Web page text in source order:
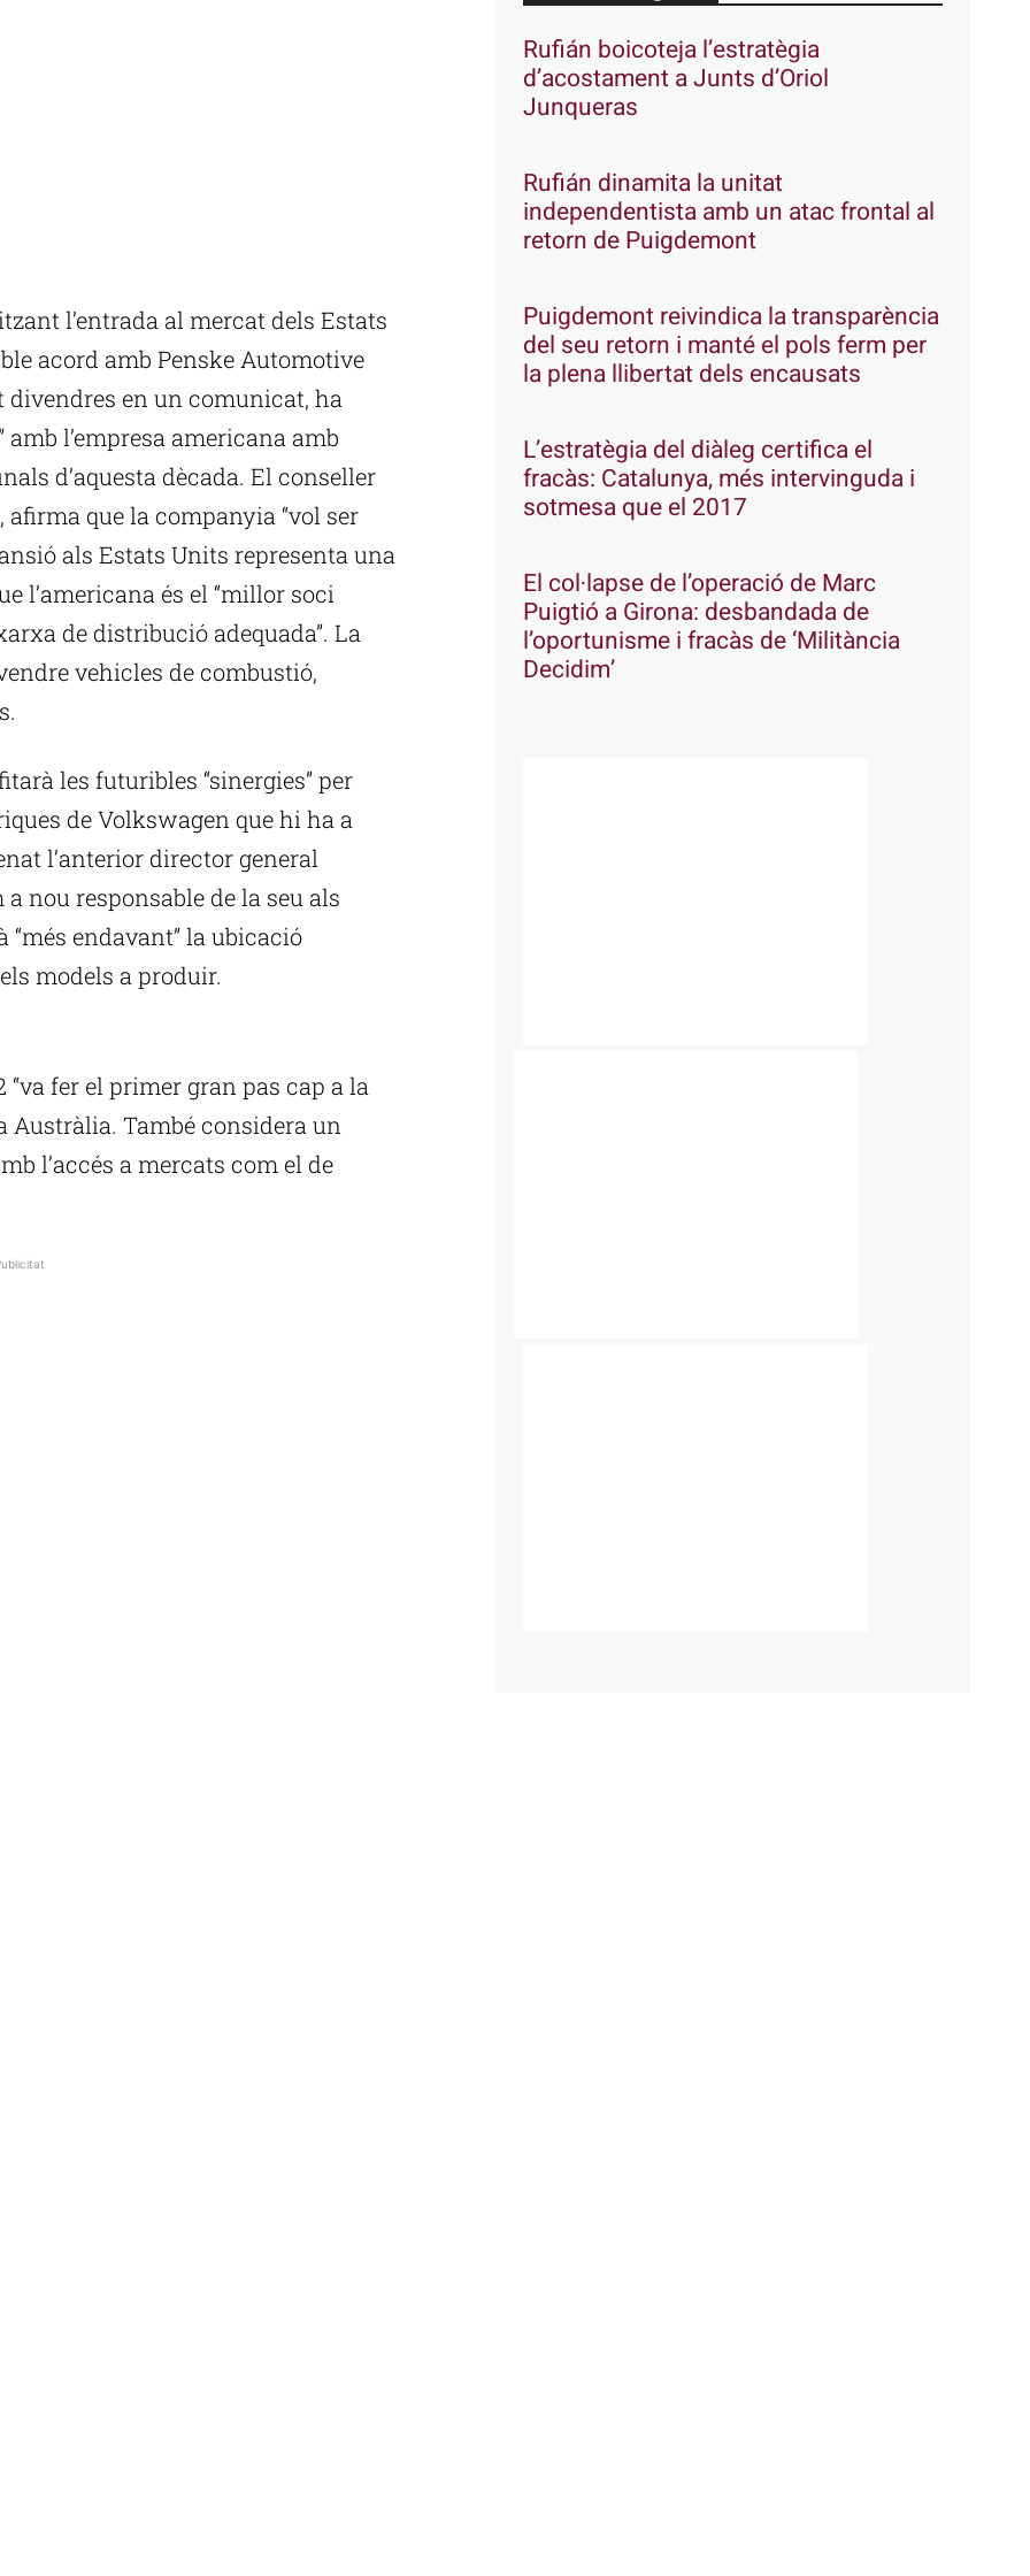
l’entrada al mercat dels Estats
acord amb Penske Automotive
divendres en un comunicat, ha
l’empresa americana amb
d’aquesta dècada. El conseller
que la companyia “vol ser
als Estats Units representa una
l’americana és el “millor soci
de distribució adequada”. La
vehicles de combustió,
les futuribles “sinergies” per
de Volkswagen que hi ha a
l’anterior director general
nou responsable de la seu als
endavant” la ubicació
models a produir.
fer el primer gran pas cap a la
Austràlia. També considera un
l’accés a mercats com el de
Rufián boicoteja l’estratègia
d’acostament a Junts d’Oriol
Junqueras
Rufián dinamita la unitat
independentista amb un atac frontal al
retorn de Puigdemont
Puigdemont reivindica la transparència
del seu retorn i manté el pols ferm per
la plena llibertat dels encausats
L’estratègia del diàleg certifica el
fracàs: Catalunya, més intervinguda i
sotmesa que el 2017
El col·lapse de l’operació de Marc
Puigtió a Girona: desbandada de
l’oportunisme i fracàs de ‘Militància
Decidim’